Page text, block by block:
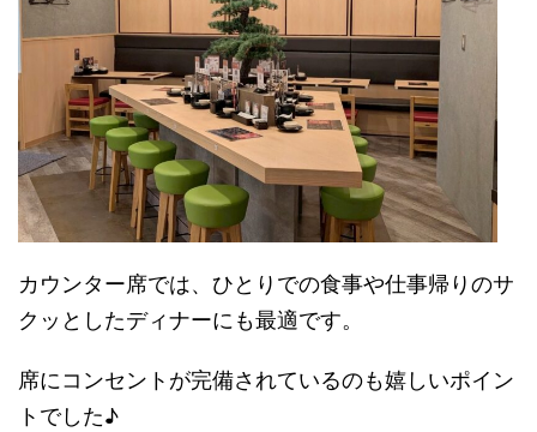
カウンター席では、ひとりでの食事や仕事帰りのサ
クッとしたディナーにも最適です。
席にコンセントが完備されているのも嬉しいポイン
トでした♪